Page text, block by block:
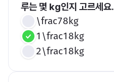
루는 몇 kg인지 고르세요.
\frac78kg
1\frac18kg
2\frac18kg